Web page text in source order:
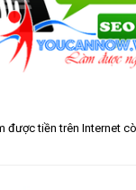
được tiền trên Internet